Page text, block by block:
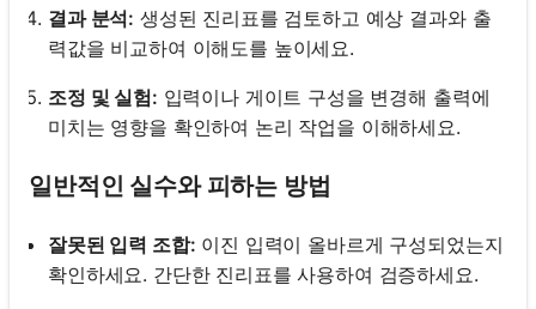
결과 분석: 생성된 진리표를 검토하고 예상 결과와 출
력값을 비교하여 이해도를 높이세요.
조정 및 실험: 입력이나 게이트 구성을 변경해 출력에
미치는 영향을 확인하여 논리 작업을 이해하세요.
일반적인 실수와 피하는 방법
잘못된 입력 조합: 이진 입력이 올바르게 구성되었는지
확인하세요. 간단한 진리표를 사용하여 검증하세요.